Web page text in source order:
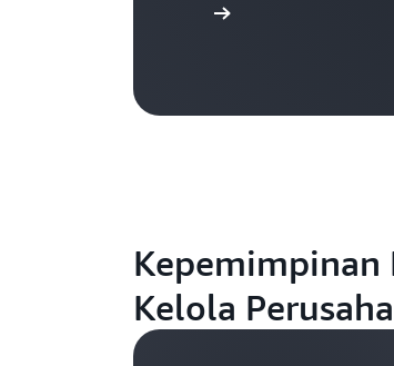
Kepemimpinan
Kelola